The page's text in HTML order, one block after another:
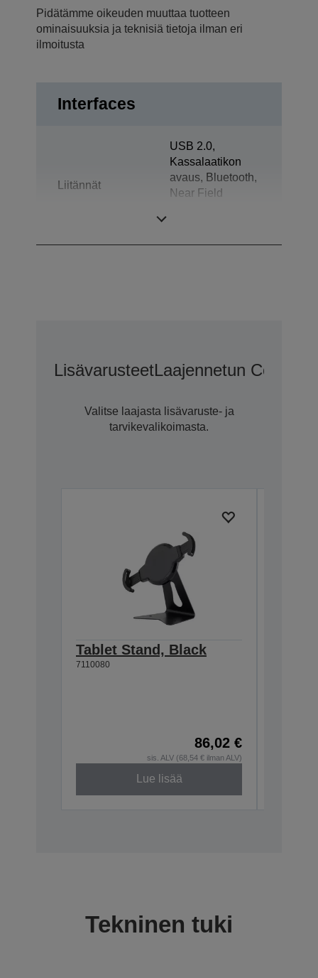
Pidätämme oikeuden muuttaa tuotteen
ominaisuuksia ja teknisiä tietoja ilman eri
ilmoitusta
Interfaces
Liitännät
USB 2.0,
Kassalaatikon
avaus, Bluetooth,
Near Field
LisävarusteetLaajennetun
Valitse laajasta lisävaruste- ja
tarvikevalikoimasta.
Tablet Stand, Black
7110080
86,02 €
sis. ALV (68,54 € ilman ALV)
Lue lisää
Tekninen tuki